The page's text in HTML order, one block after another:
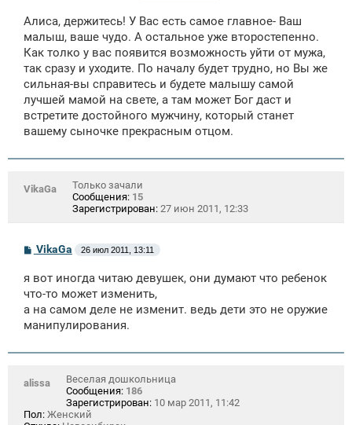
б
щ
н
и
Алиса, держитесь! У Вас есть самое главное- Ваш
малыш, ваше чудо. А остальное уже второстепенно.
Как толко у вас появится возможность уйти от мужа,
так сразу и уходите. По началу будет трудно, но Вы же
сильная-вы справитесь и будете малышу самой
лучшей мамой на свете, а там может Бог даст и
встретите достойного мужчину, который станет
вашему сыночке прекрасным отцом.
VikaGa
Только зачали
Сообщения: 15
Зарегистрирован: 27 июн 2011, 12:33
С
б
щ
н
и
VikaGa 26 июл 2011, 13:11
я вот иногда читаю девушек, они думают что ребенок
что-то может изменить,
а на самом деле не изменит. ведь дети это не оружие
манипулирования.
alissa
Веселая дошкольница
Сообщения: 186
Зарегистрирован: 10 мар 2011, 11:42
Пол: Женский